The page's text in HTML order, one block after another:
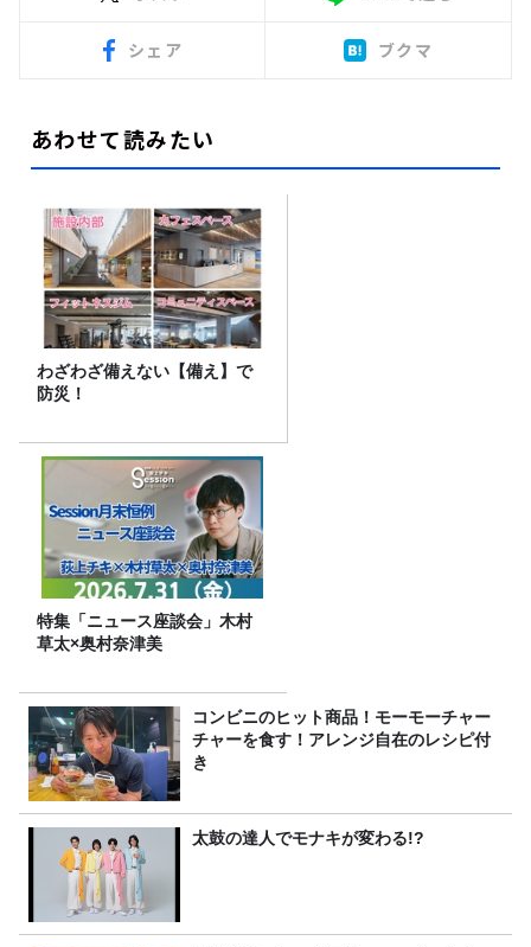
シェア ブクマ
あわせて読みたい
わざわざ備えない【備え】で
防災！
特集「ニュース座談会」木村
草太×奥村奈津美
コンビニのヒット商品！モーモーチャー
チャーを食す！アレンジ自在のレシピ付
き
太鼓の達人でモナキが変わる!?